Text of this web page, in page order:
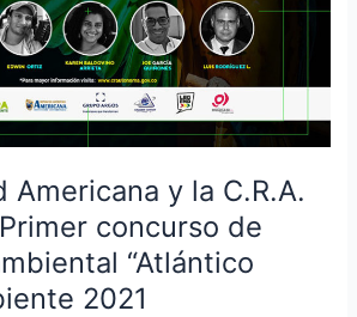
Americana y la C.R.A.
concurso de
“Atlántico
2021